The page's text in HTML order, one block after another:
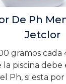
De Ph
Jetclor
gramos
la piscina debe
Ph, si esta